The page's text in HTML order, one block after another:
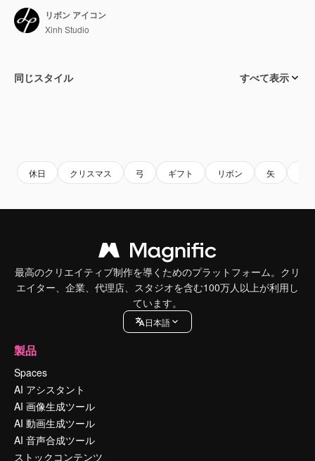
リボン アイコン
Xinh Studio
同じスタイル すべて表示
休日 クリスマス 弓 ギフト リボン 矢
最高のクリエイティブ制作を導くためのプラットフォーム。クリ
エイター、企業、代理店、スタジオを含む100万人以上が利用し
ています。
日本語
製品
Spaces
AI アシスタント
AI 画像生成ツール
AI 動画生成ツール
AI 音声合成ツール
ストックコンテンツ